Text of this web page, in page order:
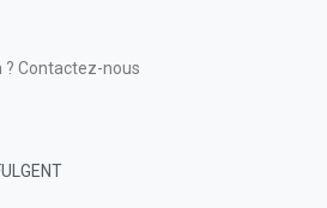
? Contactez-nous